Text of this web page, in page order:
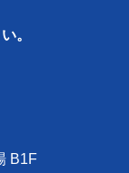
。
B1F